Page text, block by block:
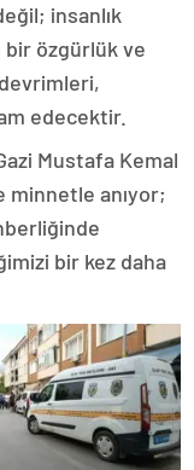
insanlık
özgürlük ve
edecektir.
Gazi Mustafa Kemal
minnetle anıyor;
bir kez daha